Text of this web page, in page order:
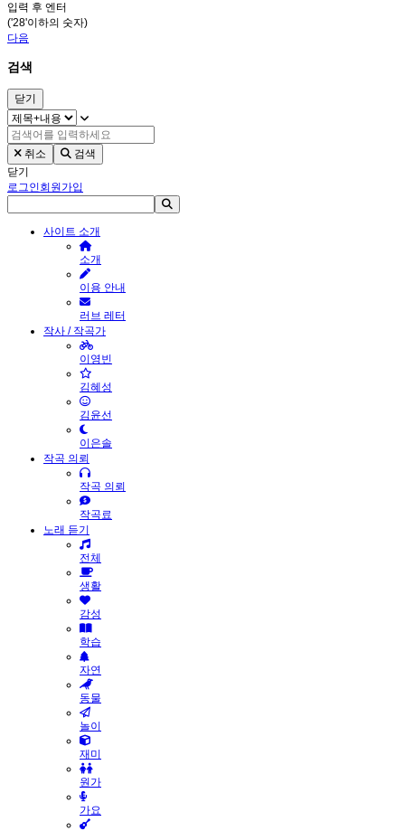
입력 후 엔터
('28'이하의 숫자)
다음
검색
닫기
취소
검색
닫기
로그인회원가입
사이트 소개
소개
이용 안내
러브 레터
작사 / 작곡가
이영빈
김혜성
김윤선
이은솔
작곡 의뢰
작곡 의뢰
작곡료
노래 듣기
전체
생활
감성
학습
자연
동물
놀이
재미
원가
가요